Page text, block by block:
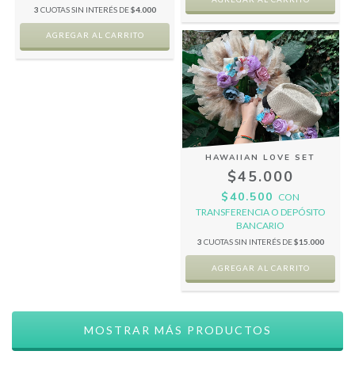
3 CUOTAS SIN INTERÉS DE$4.000
HAWAIIAN LOVE SET
$45.000
$40.500 CON
TRANSFERENCIA O DEPÓSITO
BANCARIO
3 CUOTAS SIN INTERÉS DE$15.000
MOSTRAR MÁS PRODUCTOS